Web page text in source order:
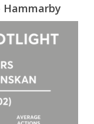
Hammarby